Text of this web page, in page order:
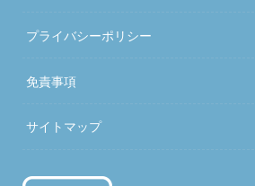
プライバシーポリシー
免責事項
サイトマップ